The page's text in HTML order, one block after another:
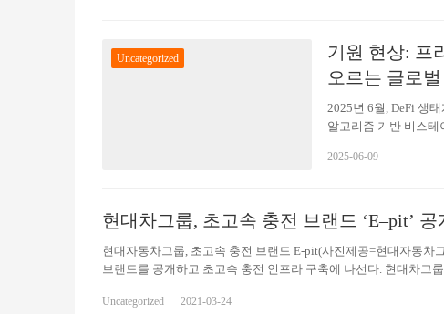
크: https://luma.com/sekn6c7h ⚫️주제: Super Social Night | KOL
크: https://luma.com/omhoof70 특히 주목할 만한 점은, Ave.ai가
Competition)’**를 개최한다는 것이다. 이 혁신적인 이벤트는
코인 트레이딩 혁신을 보여주는 상징적인 사례가 될 전망이다.
왔다. 이번 한국 블록체인 위크를 통해 일련의 활동과 혁신 대회
Uncategorized
기원 현상: 프
오르는 글로
2025년 6월, DeFi 생
알고리즘 기반 비스
만 달러에 이어 전 세
스템 설계, 체계적인
2025-06-09
현대차그룹, 초고속 충전 브랜드 ‘E–pit’
현대자동차그룹, 초고속 충전 브랜드 E-pit(사진제공=현대자동
브랜드를 공개하고 초고속 충전 인프라 구축에 나선다. 현대차그
stop)에서 영감받았다. 전기차를 위한 피트 스톱을 지향하고, 충전
Uncategorized 2021-03-24